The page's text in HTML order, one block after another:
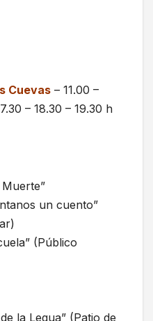
Cuevas – 11.00 –
– 18.30 – 19.30 h
un cuento”
(Público
la Legua” (Patio de